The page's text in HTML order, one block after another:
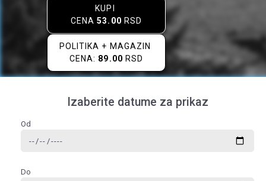
KUPI
CENA53.00 RSD
POLITIKA + MAGAZIN
CENA: 89.00 RSD
Izaberite datume za prikaz
Od
Do